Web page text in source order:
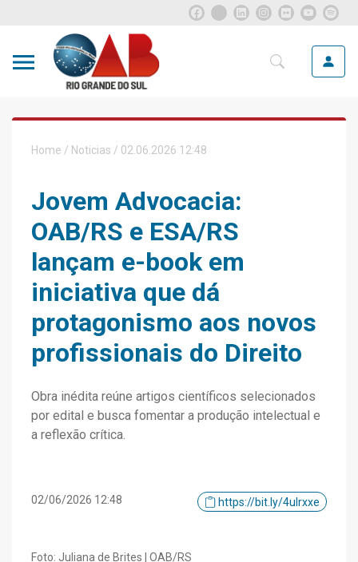
Home / Noticias / 02.06.2026 12:48
Jovem Advocacia:
OAB/RS e ESA/RS
lançam e-book em
iniciativa que dá
protagonismo aos novos
profissionais do Direito
Obra inédita reúne artigos científicos selecionados
por edital e busca fomentar a produção intelectual e
a reflexão crítica.
02/06/2026 12:48 https://bit.ly/4ulrxxe
Foto: Juliana de Brites | OAB/RS